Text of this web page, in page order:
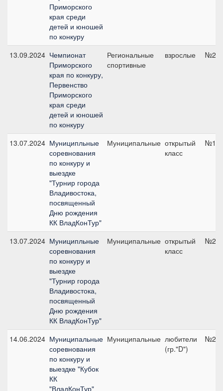
Приморского
края среди
детей и юношей
по конкуру
13.09.2024 Чемпионат
Приморского
края по конкуру,
Первенство
Приморского
края среди
детей и юношей
по конкуру
Региональные
спортивные
взрослые №2,
13.07.2024 Муниципльные
соревнования
по конкуру и
выездке
"Турнир города
Владивостока,
посвященный
Дню рождения
КК ВладКонТур"
Муниципальные открытый
класс
№1,
13.07.2024 Муниципльные
соревнования
по конкуру и
выездке
"Турнир города
Владивостока,
посвященный
Дню рождения
КК ВладКонТур"
Муниципальные открытый
класс
№2,
14.06.2024 Муниципальные
соревнования
по конкуру и
выездке "Кубок
КК
"ВладКонТур"
Муниципальные любители
(гр."D")
№2,